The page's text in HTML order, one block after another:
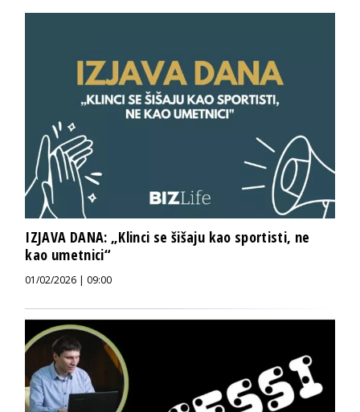
IZJAVA DANA: „Klinci se šišaju kao sportisti, ne
kao umetnici“
01/02/2026 | 09:00